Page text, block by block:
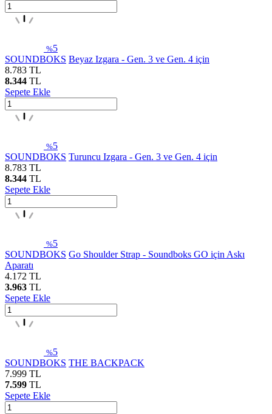
%5
SOUNDBOKS Beyaz Izgara - Gen. 3 ve Gen. 4 için
8.783 TL
8.344 TL
Sepete Ekle
%5
SOUNDBOKS Turuncu Izgara - Gen. 3 ve Gen. 4 için
8.783 TL
8.344 TL
Sepete Ekle
%5
SOUNDBOKS Go Shoulder Strap - Soundboks GO için Askı
Aparatı
4.172 TL
3.963 TL
Sepete Ekle
%5
SOUNDBOKS THE BACKPACK
7.999 TL
7.599 TL
Sepete Ekle